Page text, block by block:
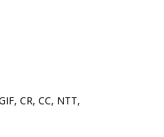
CR, CC, NTT,